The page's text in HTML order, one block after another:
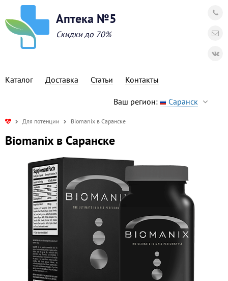
Аптека №5
Скидки до 70%
Каталог Доставка Статьи Контакты
Ваш регион: Саранск
Для потенции Biomanix в Саранске
Biomanix в Саранске